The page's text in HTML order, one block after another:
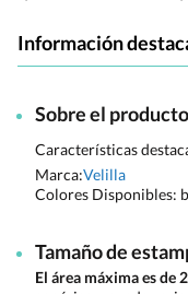
Información
Sobre el producto
Características
Marca:Velilla
Colores Disponibles:
Tamaño de
El área máxima es de